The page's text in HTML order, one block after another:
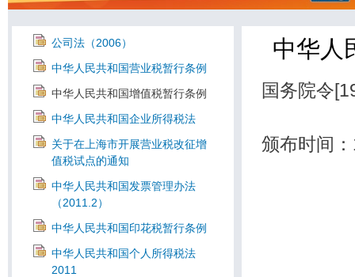
公司法（2006）
中华人民共和国营业税暂行条例
中华人民共和国增值税暂行条例
中华人民共和国企业所得税法
关于在上海市开展营业税改征增
值税试点的通知
中华人民共和国发票管理办法
（2011.2）
中华人民共和国印花税暂行条例
中华人民共和国个人所得税法
2011
中华人
国务院令
颁布时间